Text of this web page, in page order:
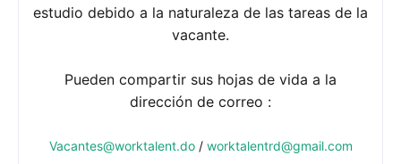
estudio debido a la naturaleza de las tareas de la
vacante.
Pueden compartir sus hojas de vida a la
dirección de correo :
Vacantes@worktalent.do/ worktalentrd@gmail.com